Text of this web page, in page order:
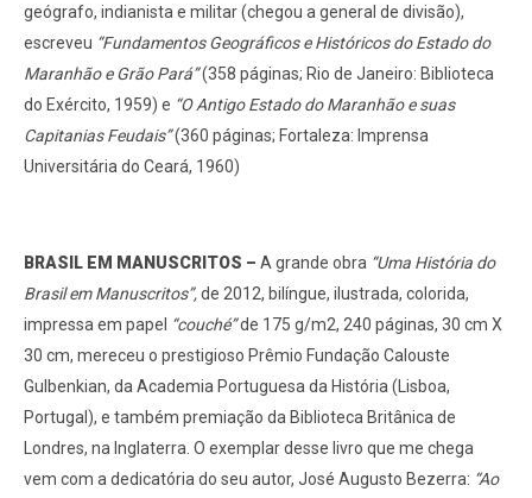
geógrafo, indianista e militar (chegou a general de divisão),
escreveu “Fundamentos Geográficos e Históricos do Estado do
Maranhão e Grão Pará”(358 páginas; Rio de Janeiro: Biblioteca
do Exército, 1959) e “O Antigo Estado do Maranhão e suas
Capitanias Feudais”(360 páginas; Fortaleza: Imprensa
Universitária do Ceará, 1960)
BRASIL EM MANUSCRITOS – A grande obra “Uma História do
Brasil em Manuscritos”,de 2012, bilíngue, ilustrada, colorida,
impressa em papel “couché”de 175 g/m2, 240 páginas, 30 cm X
30 cm, mereceu o prestigioso Prêmio Fundação Calouste
Gulbenkian, da Academia Portuguesa da História (Lisboa,
Portugal), e também premiação da Biblioteca Britânica de
Londres, na Inglaterra. O exemplar desse livro que me chega
vem com a dedicatória do seu autor, José Augusto Bezerra: “Ao